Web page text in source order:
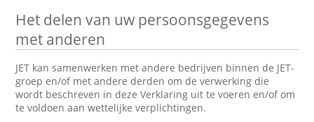
Het delen van uw persoonsgegevens
met anderen
JET kan samenwerken met andere bedrijven binnen de JET-
groep en/of met andere derden om de verwerking die
wordt beschreven in deze Verklaring uit te voeren en/of om
te voldoen aan wettelijke verplichtingen.